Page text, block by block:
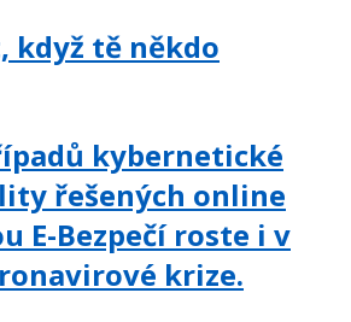
když tě někdo
kybernetické
řešených online
E-Bezpečí roste i v
krize.